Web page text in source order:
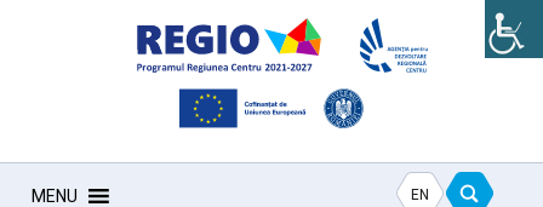
MENU EN